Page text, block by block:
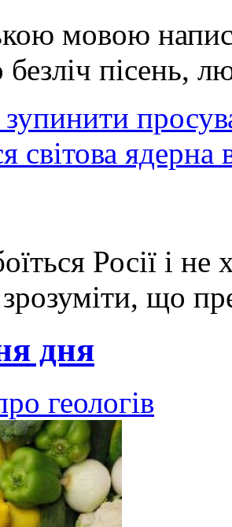
мовою
безліч пісень,
світова ядерна
Росії і
що
дня
геологів